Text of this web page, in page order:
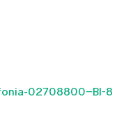
02708800–BI-8